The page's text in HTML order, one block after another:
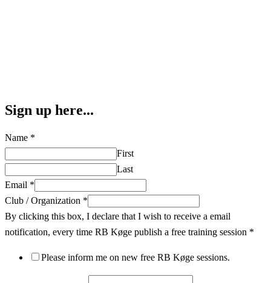
Sign up here...
Name *
First
Last
Email *
Club / Organization *
By clicking this box, I declare that I wish to receive a email
notification, every time RB Køge publish a free training session *
Please inform me on new free RB Køge sessions.